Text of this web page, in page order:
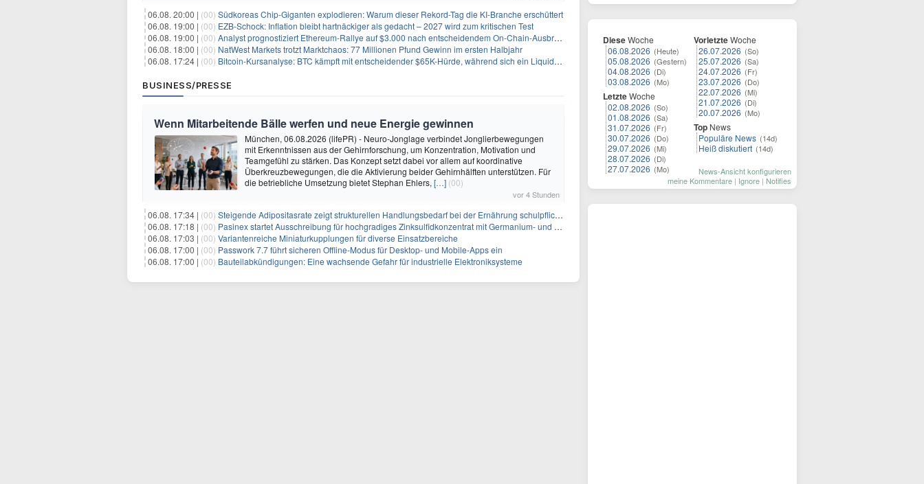
06.08. 20:00 | (00) Südkoreas Chip-Giganten explodieren: Warum dieser Rekord-Tag die KI-Branche erschüttert
06.08. 19:00 | (00) EZB-Schock: Inflation bleibt hartnäckiger als gedacht – 2027 wird zum kritischen Test
06.08. 19:00 | (00) Analyst prognostiziert Ethereum-Rallye auf $3.000 nach entscheidendem On-Chain-Ausbruch
06.08. 18:00 | (00) NatWest Markets trotzt Marktchaos: 77 Millionen Pfund Gewinn im ersten Halbjahr
06.08. 17:24 | (00) Bitcoin-Kursanalyse: BTC kämpft mit entscheidender $65K-Hürde, während sich ein Liquidationscluster aufbaut
BUSINESS/PRESSE
Wenn Mitarbeitende Bälle werfen und neue Energie gewinnen
München, 06.08.2026 (lifePR) - Neuro-Jonglage verbindet Jonglierbewegungen
mit Erkenntnissen aus der Gehirnforschung, um Konzentration, Motivation und
Teamgefühl zu stärken. Das Konzept setzt dabei vor allem auf koordinative
Überkreuzbewegungen, die die Aktivierung beider Gehirnhälften unterstützen. Für
die betriebliche Umsetzung bietet Stephan Ehlers, […] (00)
vor 4 Stunden
06.08. 17:34 | (00) Steigende Adipositasrate zeigt strukturellen Handlungsbedarf bei der Ernährung schulpflichtiger Kinder
06.08. 17:18 | (00) Pasinex startet Ausschreibung für hochgradiges Zinksulfidkonzentrat mit Germanium- und Silbergehalten und stellt ein Betriebsupdate bereit
06.08. 17:03 | (00) Variantenreiche Miniaturkupplungen für diverse Einsatzbereiche
06.08. 17:00 | (00) Passwork 7.7 führt sicheren Offline-Modus für Desktop- und Mobile-Apps ein
06.08. 17:00 | (00) Bauteilabkündigungen: Eine wachsende Gefahr für industrielle Elektroniksysteme
DieseWoche
06.08.2026 (Heute)
05.08.2026 (Gestern)
04.08.2026 (Di)
03.08.2026 (Mo)
LetzteWoche
02.08.2026 (So)
01.08.2026 (Sa)
31.07.2026 (Fr)
30.07.2026 (Do)
29.07.2026 (Mi)
28.07.2026 (Di)
27.07.2026 (Mo)
VorletzteWoche
26.07.2026 (So)
25.07.2026 (Sa)
24.07.2026 (Fr)
23.07.2026 (Do)
22.07.2026 (Mi)
21.07.2026 (Di)
20.07.2026 (Mo)
Top News
Populäre News (14d)
Heiß diskutiert (14d)
News-Ansicht konfigurieren
meine Kommentare | Ignore | Notifies